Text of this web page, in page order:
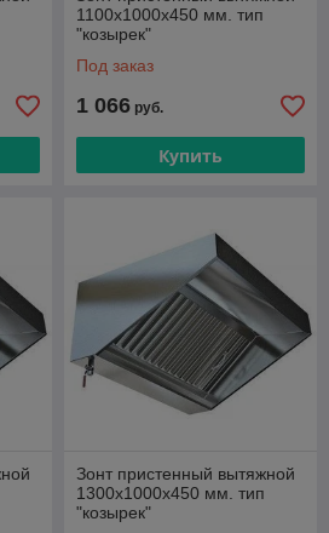
1100х1000х450 мм. тип
"козырек"
Под заказ
1 066 руб.
Купить
Зонт пристенный вытяжной
1300х1000х450 мм. тип
"козырек"